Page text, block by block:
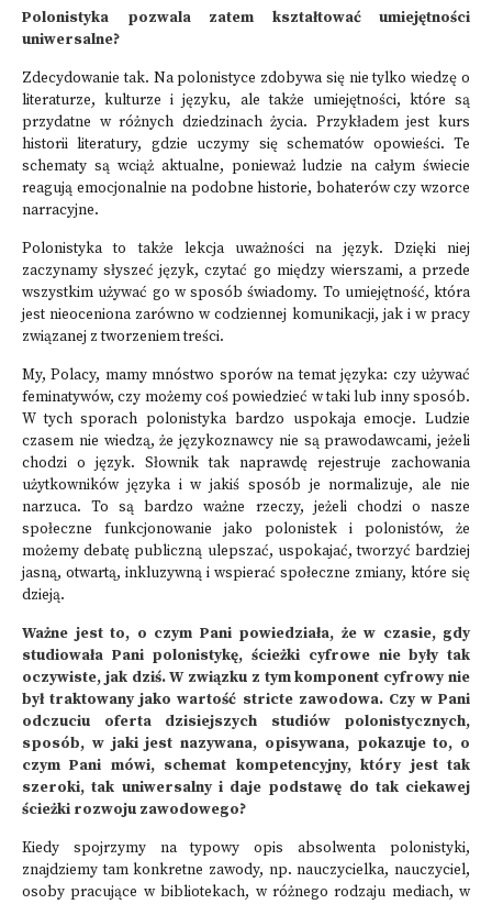
Polonistyka pozwala zatem kształtować umiejętności
uniwersalne?
Zdecydowanie tak. Na polonistyce zdobywa się nie tylko wiedzę o
literaturze, kulturze i języku, ale także umiejętności, które są
przydatne w różnych dziedzinach życia. Przykładem jest kurs
historii literatury, gdzie uczymy się schematów opowieści. Te
schematy są wciąż aktualne, ponieważ ludzie na całym świecie
reagują emocjonalnie na podobne historie, bohaterów czy wzorce
narracyjne.
Polonistyka to także lekcja uważności na język. Dzięki niej
zaczynamy słyszeć język, czytać go między wierszami, a przede
wszystkim używać go w sposób świadomy. To umiejętność, która
jest nieoceniona zarówno w codziennej komunikacji, jak i w pracy
związanej z tworzeniem treści.
My, Polacy, mamy mnóstwo sporów na temat języka: czy używać
feminatywów, czy możemy coś powiedzieć w taki lub inny sposób.
W tych sporach polonistyka bardzo uspokaja emocje. Ludzie
czasem nie wiedzą, że językoznawcy nie są prawodawcami, jeżeli
chodzi o język. Słownik tak naprawdę rejestruje zachowania
użytkowników języka i w jakiś sposób je normalizuje, ale nie
narzuca. To są bardzo ważne rzeczy, jeżeli chodzi o nasze
społeczne funkcjonowanie jako polonistek i polonistów, że
możemy debatę publiczną ulepszać, uspokajać, tworzyć bardziej
jasną, otwartą, inkluzywną i wspierać społeczne zmiany, które się
dzieją.
Ważne jest to, o czym Pani powiedziała, że w czasie, gdy
studiowała Pani polonistykę, ścieżki cyfrowe nie były tak
oczywiste, jak dziś. W związku z tym komponent cyfrowy nie
był traktowany jako wartość stricte zawodowa. Czy w Pani
odczuciu oferta dzisiejszych studiów polonistycznych,
sposób, w jaki jest nazywana, opisywana, pokazuje to, o
czym Pani mówi, schemat kompetencyjny, który jest tak
szeroki, tak uniwersalny i daje podstawę do tak ciekawej
ścieżki rozwoju zawodowego?
Kiedy spojrzymy na typowy opis absolwenta polonistyki,
znajdziemy tam konkretne zawody, np. nauczycielka, nauczyciel,
osoby pracujące w bibliotekach, w różnego rodzaju mediach, w